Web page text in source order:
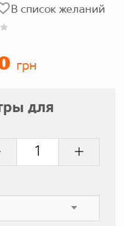
В список желаний
грн
для